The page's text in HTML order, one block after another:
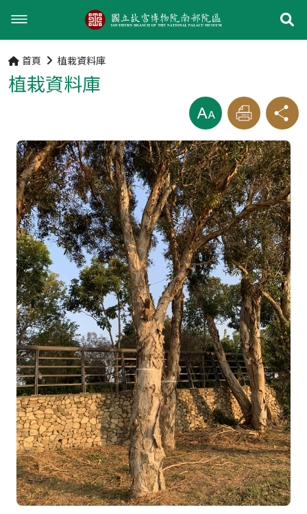
植栽資料庫
園區參觀資訊
園區參觀資訊
植栽地圖
南部院區官網
狀況通報
網站導覽
首頁 植栽資料庫
植栽資料庫
放大 列印 分享